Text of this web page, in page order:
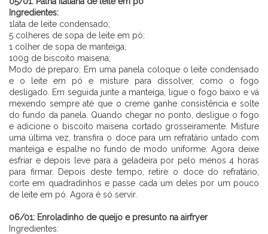
Ingredientes:
1lata de leite condensado;
5 colheres de sopa de leite em pó;
1 colher de sopa de manteiga;
100g de biscoito maisena;
Modo de preparo: Em uma panela coloque o leite condensado
e o leite em pó e misture para dissolver, como o fogo
desligado. Em seguida junte a manteiga, ligue o fogo baixo e vá
mexendo sempre até que o creme ganhe consistência e solte
do fundo da panela. Quando chegar no ponto, desligue o fogo
e adicione o biscoito maisena cortado grosseiramente. Misture
uma última vez, transfira o doce para um refratário untado com
manteiga e espalhe no fundo de modo uniforme. Agora deixe
esfriar e depois leve para a geladeira por pelo menos 4 horas
para firmar. Depois deste tempo, retire o doce do refratário,
corte em quadradinhos e passe cada um deles por um pouco
de leite em pó. Agora é só servir.
06/01: Enroladinho de queijo e presunto na airfryer
Ingredientes: